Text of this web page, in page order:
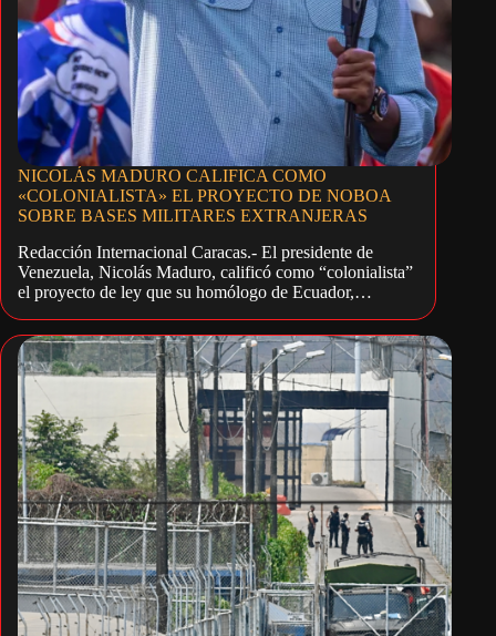
NICOLÁS MADURO CALIFICA COMO
«COLONIALISTA» EL PROYECTO DE NOBOA
SOBRE BASES MILITARES EXTRANJERAS
Redacción Internacional Caracas.- El presidente de
Venezuela, Nicolás Maduro, calificó como “colonialista”
el proyecto de ley que su homólogo de Ecuador,…